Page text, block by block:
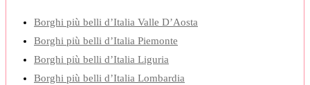
Borghi più belli d’Italia Valle D’Aosta
Borghi più belli d’Italia Piemonte
Borghi più belli d’Italia Liguria
Borghi più belli d’Italia Lombardia